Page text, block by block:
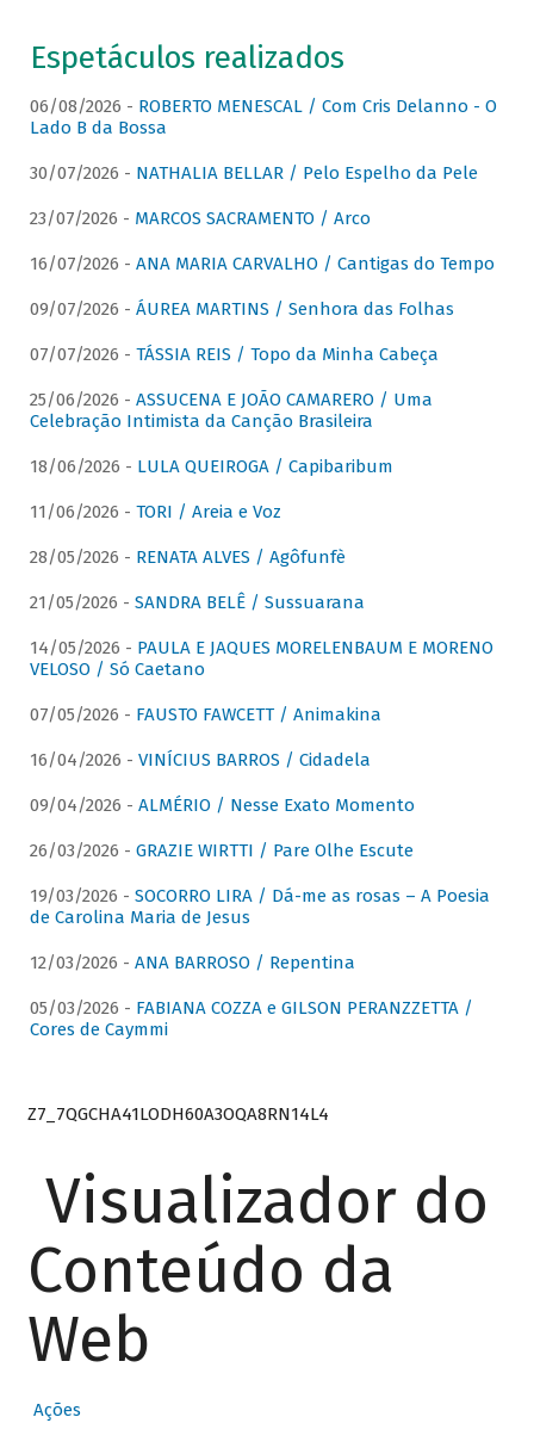
Espetáculos realizados
06/08/2026 - ROBERTO MENESCAL / Com Cris Delanno - O
Lado B da Bossa
30/07/2026 - NATHALIA BELLAR / Pelo Espelho da Pele
23/07/2026 - MARCOS SACRAMENTO / Arco
16/07/2026 - ANA MARIA CARVALHO / Cantigas do Tempo
09/07/2026 - ÁUREA MARTINS / Senhora das Folhas
07/07/2026 - TÁSSIA REIS / Topo da Minha Cabeça
25/06/2026 - ASSUCENA E JOÃO CAMARERO / Uma
Celebração Intimista da Canção Brasileira
18/06/2026 - LULA QUEIROGA / Capibaribum
11/06/2026 - TORI / Areia e Voz
28/05/2026 - RENATA ALVES / Agôfunfè
21/05/2026 - SANDRA BELÊ / Sussuarana
14/05/2026 - PAULA E JAQUES MORELENBAUM E MORENO
VELOSO / Só Caetano
07/05/2026 - FAUSTO FAWCETT / Animakina
16/04/2026 - VINÍCIUS BARROS / Cidadela
09/04/2026 - ALMÉRIO / Nesse Exato Momento
26/03/2026 - GRAZIE WIRTTI / Pare Olhe Escute
19/03/2026 - SOCORRO LIRA / Dá-me as rosas – A Poesia
de Carolina Maria de Jesus
12/03/2026 - ANA BARROSO / Repentina
05/03/2026 - FABIANA COZZA e GILSON PERANZZETTA /
Cores de Caymmi
Z7_7QGCHA41LODH60A3OQA8RN14L4
Visualizador do
Conteúdo da
Web
Ações